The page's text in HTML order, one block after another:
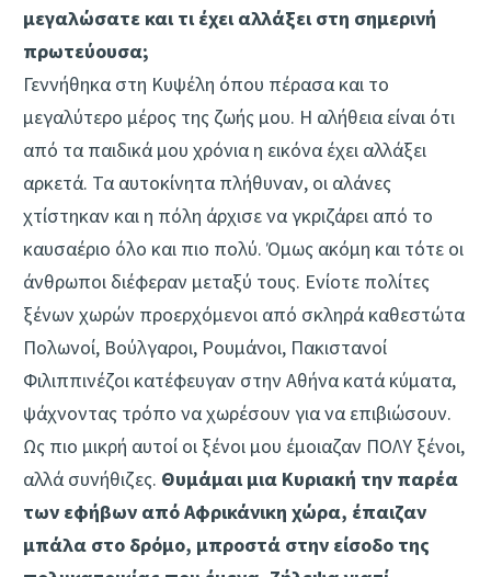
μεγαλώσατε και τι έχει αλλάξει στη σημερινή
πρωτεύουσα;
Γεννήθηκα στη Κυψέλη όπου πέρασα και το
μεγαλύτερο μέρος της ζωής μου. Η αλήθεια είναι ότι
από τα παιδικά μου χρόνια η εικόνα έχει αλλάξει
αρκετά. Τα αυτοκίνητα πλήθυναν, οι αλάνες
χτίστηκαν και η πόλη άρχισε να γκριζάρει από το
καυσαέριο όλο και πιο πολύ. Όμως ακόμη και τότε οι
άνθρωποι διέφεραν μεταξύ τους. Ενίοτε πολίτες
ξένων χωρών προερχόμενοι από σκληρά καθεστώτα
Πολωνοί, Βούλγαροι, Ρουμάνοι, Πακιστανοί
Φιλιππινέζοι κατέφευγαν στην Αθήνα κατά κύματα,
ψάχνοντας τρόπο να χωρέσουν για να επιβιώσουν.
Ως πιο μικρή αυτοί οι ξένοι μου έμοιαζαν ΠΟΛΥ ξένοι,
αλλά συνήθιζες. Θυμάμαι μια Κυριακή την παρέα
των εφήβων από Αφρικάνικη χώρα, έπαιζαν
μπάλα στο δρόμο, μπροστά στην είσοδο της